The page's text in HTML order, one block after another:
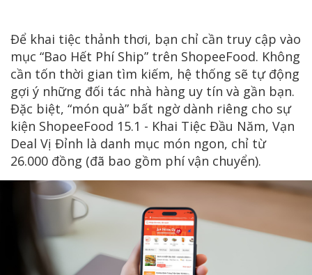
Để khai tiệc thảnh thơi, bạn chỉ cần truy cập vào
mục “Bao Hết Phí Ship” trên ShopeeFood. Không
cần tốn thời gian tìm kiếm, hệ thống sẽ tự động
gợi ý những đối tác nhà hàng uy tín và gần bạn.
Đặc biệt, “món quà” bất ngờ dành riêng cho sự
kiện ShopeeFood 15.1 - Khai Tiệc Đầu Năm, Vạn
Deal Vị Đỉnh là danh mục món ngon, chỉ từ
26.000 đồng (đã bao gồm phí vận chuyển).